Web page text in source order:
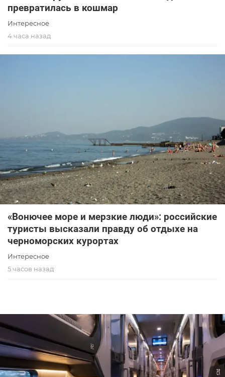
превратилась в кошмар
Интересное
4 часа назад
«Вонючее море и мерзкие люди»: российские
туристы высказали правду об отдыхе на
черноморских курортах
Интересное
5 часов назад